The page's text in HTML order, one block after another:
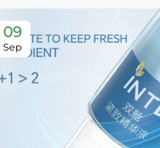
09
Sep